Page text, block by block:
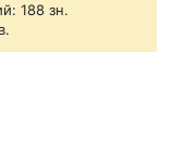
188 зн.